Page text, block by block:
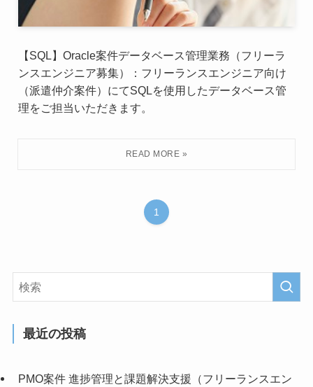
【SQL】Oracle案件データベース管理業務（フリーラ
ンスエンジニア募集）：フリーランスエンジニア向け
（派遣仲介案件）にてSQLを使用したデータベース管
理をご担当いただきます。
1
最近の投稿
PMO案件 進捗管理と課題解決支援（フリーランスエン